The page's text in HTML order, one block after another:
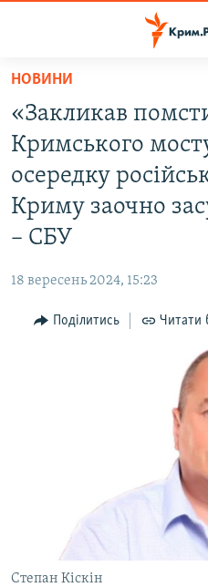
Перейти
основного
матеріалу
Перейти
до
основної
навігації
до
ВІДЕО ТА ФОТО
ПОЛІТИКА
БЛОГИ
ІНТЕРВ'Ю
ВСЕ ЗА ДЕНЬ
УКРАЇНСЬКА ПРОБЛЕМА КРИМУ
ЯК ОБІЙТИ БЛОКУВАННЯ
НОВИНИ
«Закликав
Кримського
осередку
Криму заочно
– СБУ
18 вересень 2024, 15:23
Поділитись Читати
Степан Кіскін